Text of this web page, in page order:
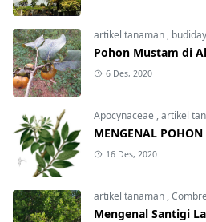
artikel tanaman ,
Pohon Mustam di
6 Des, 2020
Apocynaceae ,artikel
MENGENAL POHON
16 Des, 2020
artikel tanaman ,
Mengenal Santigi